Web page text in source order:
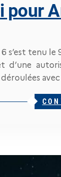
pour
6 s’est tenu
d’une